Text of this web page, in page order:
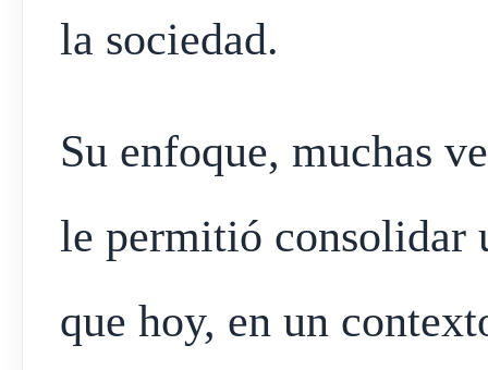
la sociedad.
Su enfoque, muchas
le permitió consolidar
que hoy, en un